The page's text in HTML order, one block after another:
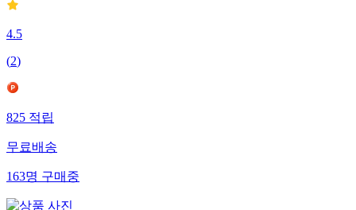
4.5
(2)
825 적립
무료배송
163명 구매중